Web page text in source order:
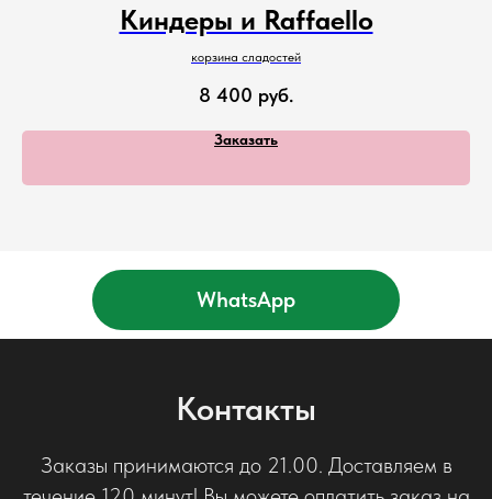
Киндеры и Raffaello
корзина сладостей
8 400 руб.
Заказать
WhatsApp
Контакты
Заказы принимаются до 21.00. Доставляем в